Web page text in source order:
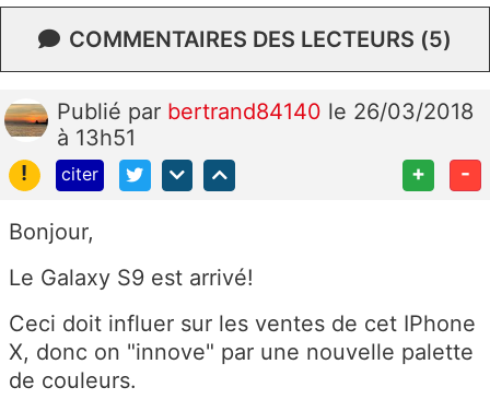
COMMENTAIRES DES LECTEURS (5)
Publié par bertrand84140 le 26/03/2018
à 13h51
!
citer + -
Bonjour,
Le Galaxy S9 est arrivé!
Ceci doit influer sur les ventes de cet IPhone
X, donc on "innove" par une nouvelle palette
de couleurs.